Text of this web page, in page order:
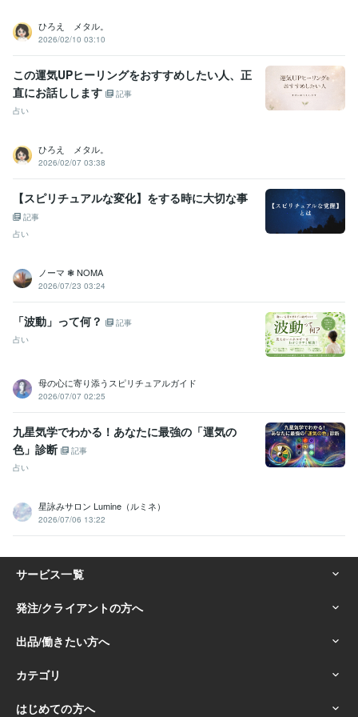
ひろえ メタル。
2026/02/10 03:10
この運気UPヒーリングをおすすめしたい人、正
直にお話しします
記事
占い
ひろえ メタル。
2026/02/07 03:38
【スピリチュアルな変化】をする時に大切な事
記事
占い
ノーマ ❃ NOMA
2026/07/23 03:24
「波動」って何？
記事
占い
母の心に寄り添うスピリチュアルガイド
2026/07/07 02:25
九星気学でわかる！あなたに最強の「運気の
色」診断
記事
占い
星詠みサロン Lumine（ルミネ）
2026/07/06 13:22